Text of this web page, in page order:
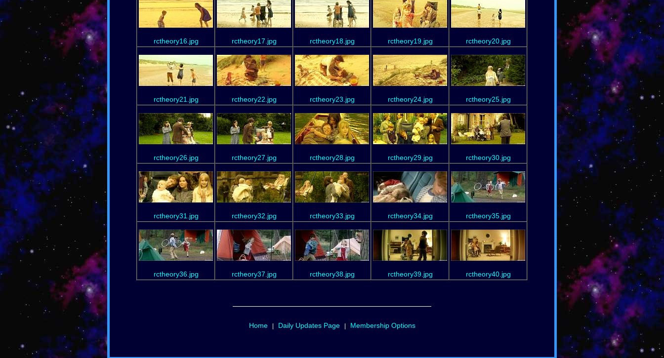
rctheory16.jpg rctheory17.jpg rctheory18.jpg rctheory19.jpg rctheory20.jpg
rctheory21.jpg rctheory22.jpg rctheory23.jpg rctheory24.jpg rctheory25.jpg
rctheory26.jpg rctheory27.jpg rctheory28.jpg rctheory29.jpg rctheory30.jpg
rctheory31.jpg rctheory32.jpg rctheory33.jpg rctheory34.jpg rctheory35.jpg
rctheory36.jpg rctheory37.jpg rctheory38.jpg rctheory39.jpg rctheory40.jpg
Home| Daily Updates Page| Membership Options